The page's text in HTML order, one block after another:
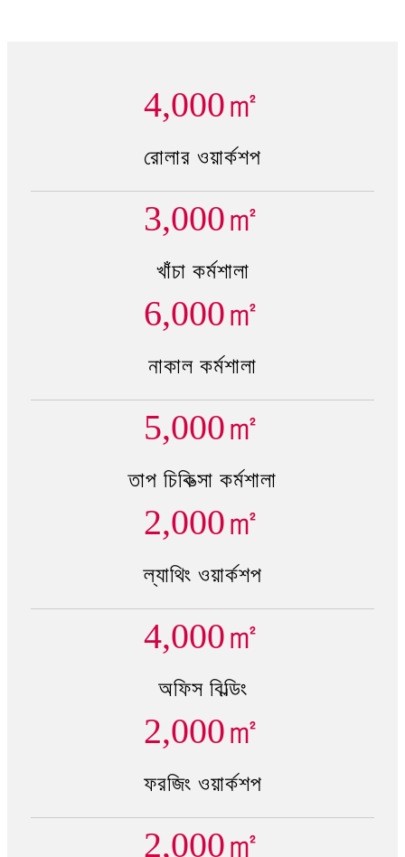
4,000㎡
রোলার ওয়ার্কশপ
3,000㎡
খাঁচা কর্মশালা
6,000㎡
নাকাল কর্মশালা
5,000㎡
তাপ চিকিত্সা কর্মশালা
2,000㎡
ল্যাথিং ওয়ার্কশপ
4,000㎡
অফিস বিল্ডিং
2,000㎡
ফরজিং ওয়ার্কশপ
2,000㎡